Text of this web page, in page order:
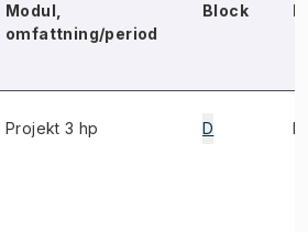
Modul,
omfattning/period
Block
Projekt 3 hp D E